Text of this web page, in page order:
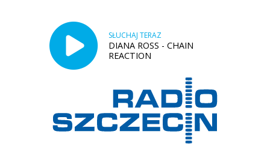
SŁUCHAJ TERAZ
DIANA ROSS - CHAIN
REACTION